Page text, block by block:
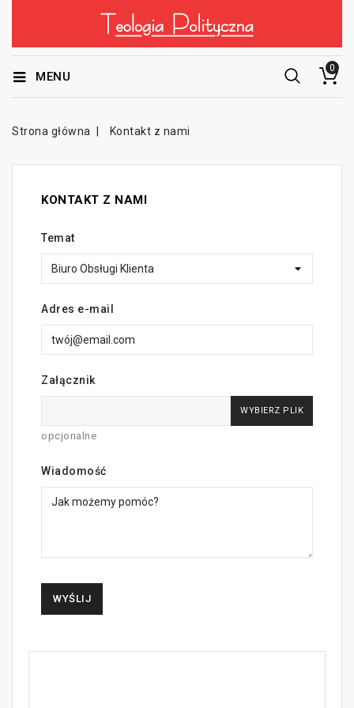
0
MENU
Strona główna Kontakt z nami
KONTAKT Z NAMI
Temat
Adres e-mail
Załącznik
WYBIERZ PLIK
opcjonalne
Wiadomość